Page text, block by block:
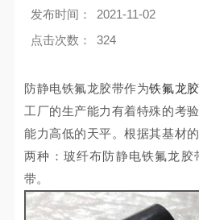
发布时间：
2021-11-02
点击次数：
324
防静电铁氟龙胶带作为铁氟龙
工厂的生产能力有着特殊的考
能力高低的天平。根据其基材
两种：玻纤布防静电铁氟龙胶
带。